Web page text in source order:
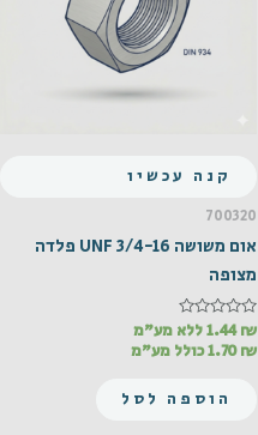
קנה עכשיו
700320
אום משושה UNF 3/4-16 פלדה
מצופה
דורג
מתוך
1.44₪
ללא מע"מ
1.70₪ כולל מע"מ
הוספה לסל